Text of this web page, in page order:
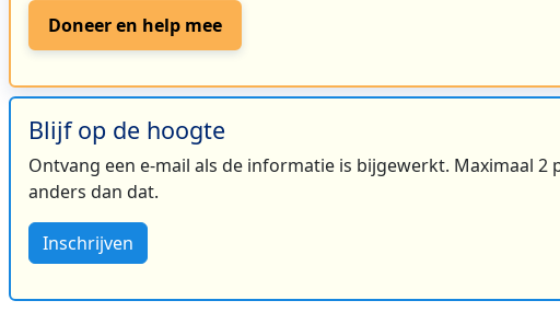
Doneer en help mee
Blijf op de hoogte
Ontvang een e-mail als de informatie is bijgewerkt. Maximaal 2
anders dan dat.
Inschrijven